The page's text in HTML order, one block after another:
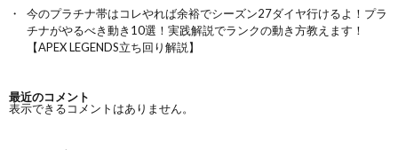
今のプラチナ帯はコレやれば余裕でシーズン27ダイヤ行けるよ！プラ
チナがやるべき動き10選！実践解説でランクの動き方教えます！
【APEX LEGENDS立ち回り解説】
最近のコメント
表示できるコメントはありません。